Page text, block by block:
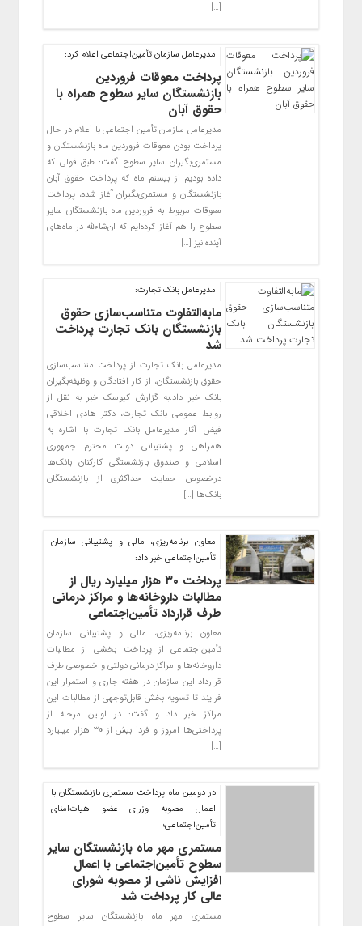
[…]
مدیرعامل سازمان تأمین‌اجتماعی اعلام کرد:
پرداخت معوقات فروردین
بازنشستگان سایر سطوح همراه با
حقوق آبان
مدیرعامل سازمان تأمین اجتماعی با اعلام در حال
پرداخت بودن معوقات فروردین ماه بازنشستگان و
مستمری‌بگیران سایر سطوح گفت: طبق قولی که
داده بودیم از بیستم ماه که پرداخت حقوق آبان
بازنشستگان و مستمری‌بگیران آغاز شده، پرداخت
معوقات مربوط به فروردین ماه بازنشستگان سایر
سطوح را هم آغاز کرده‌ایم که ان‌شاءلله در ماه‌های
آینده نیز […]
مدیرعامل بانک تجارت:
مابه‌التفاوت متناسب‌سازی حقوق
بازنشستگان بانک تجارت پرداخت
شد
مدیرعامل بانک تجارت از پرداخت متناسب‌سازی
حقوق بازنشستگان، از کار افتادگان و وظیفه‌بگیران
بانک خبر داد.به گزارش کیوسک خبر به نقل از
روابط عمومی بانک تجارت، دکتر هادی اخلاقی
فیض آثار مدیرعامل بانک تجارت با اشاره به
همراهی و پشتیبانی دولت محترم جمهوری
اسلامی و صندوق بازنشستگی کارکنان بانک‌ها
درخصوص حمایت حداکثری از بازنشستگان
بانک‌ها […]
معاون برنامه‌ریزی، مالی و پشتیبانی سازمان
تأمین‌اجتماعی خبر داد:
پرداخت ۳۰ هزار میلیارد ریال از
مطالبات داروخانه‌ها و مراکز درمانی
طرف قرارداد تأمین‌اجتماعی
معاون برنامه‌ریزی، مالی و پشتیبانی سازمان
تأمین‌اجتماعی از پرداخت بخشی از مطالبات
داروخانه‌ها و مراکز درمانی دولتی و خصوصی طرف
قرارداد این سازمان در هفته جاری و استمرار این
فرایند تا تسویه بخش قابل‌توجهی از مطالبات این
مراکز خبر داد و گفت: در اولین مرحله از
پرداختی‌ها امروز و فردا بیش از ۳۰ هزار میلیارد
[…]
در دومین ماه پرداخت مستمری بازنشستگان با
اعمال مصوبه وزرای عضو هیات‌امنای
تأمین‌اجتماعی؛
مستمری مهر ماه بازنشستگان سایر
سطوح تأمین‌اجتماعی با اعمال
افزایش ناشی از مصوبه شورای
عالی کار پرداخت شد
مستمری مهر ماه بازنشستگان سایر سطوح